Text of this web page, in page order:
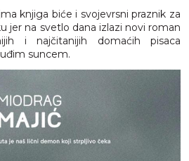
knjiga biće i svojevrsni praznik za
jer na svetlo dana izlazi novi roman
i najčitanijih domaćih pisaca
suncem.